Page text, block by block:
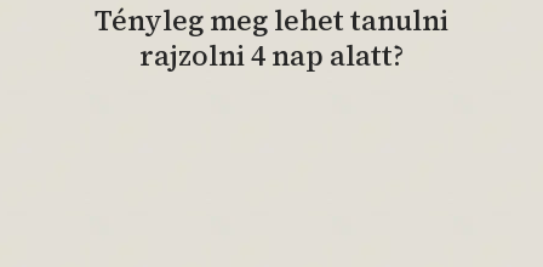
Tényleg meg lehet tanulni
rajzolni 4 nap alatt?